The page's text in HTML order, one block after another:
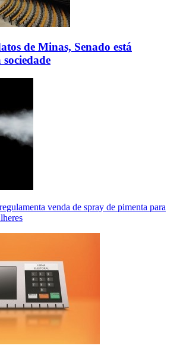
de Minas, Senado está
sociedade
venda de spray de pimenta para